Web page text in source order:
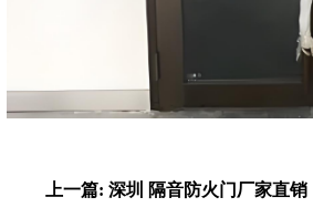
上一篇: 深圳 隔音防火门厂家直销